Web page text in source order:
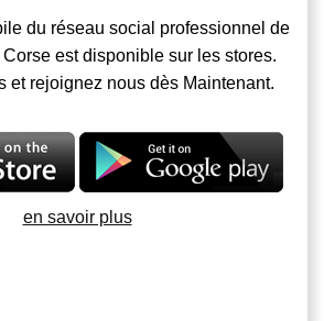
du réseau social professionnel de
Corse est disponible sur les stores.
et rejoignez nous dès Maintenant.
en savoir plus